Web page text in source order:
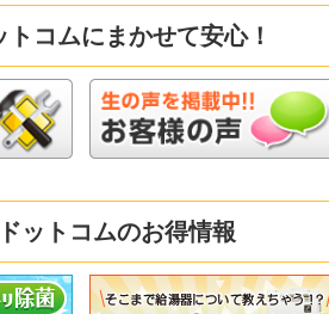
コムにまかせて安心！
ットコムのお得情報